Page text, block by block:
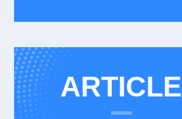
ARTICLE